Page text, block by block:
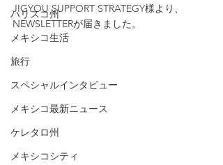
ハリスコ州
メキシコ生活
旅行
スペシャルインタビュー
メキシコ最新ニュース
ケレタロ州
メキシコシティ
JIGYOU SUPPORT STRATEGY様より、
NEWSLETTERが届きました。